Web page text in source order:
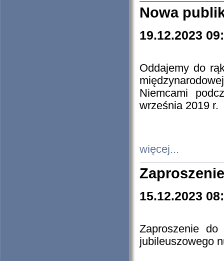
Nowa
19.12.2023
Oddajemy do
Niemcami
września 2019 r.
więcej...
15.12.2023
Zaproszenie do
jubileuszowego